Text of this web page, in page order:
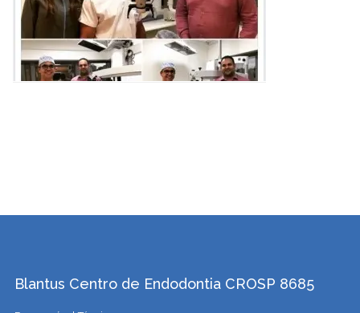
Blantus Centro de Endodontia CROSP 8685